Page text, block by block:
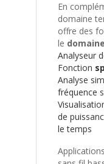
En
domaine
offre des
le
Analyseur
Fonction
Analyse
fréquence
de
le temps